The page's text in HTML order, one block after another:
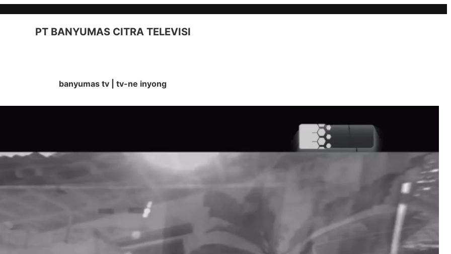
PT BANYUMAS CITRA TELEVISI
banyumas tv | tv-ne inyong